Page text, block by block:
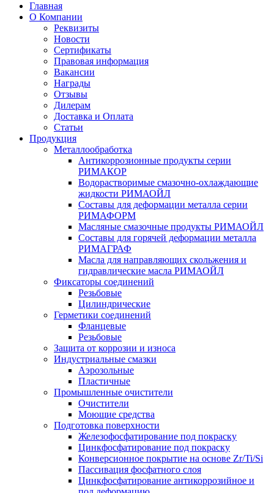
Главная
О Компании
Реквизиты
Новости
Сертификаты
Правовая информация
Вакансии
Награды
Отзывы
Дилерам
Доставка и Оплата
Статьи
Продукция
Металлообработка
Антикоррозионные продукты серии
РИМАКОР
Водорастворимые смазочно-охлаждающие
жидкости РИМАОЙЛ
Составы для деформации металла серии
РИМАФОРМ
Масляные смазочные продукты РИМАОЙЛ
Составы для горячей деформации металла
РИМАГРАФ
Масла для направляющих скольжения и
гидравлические масла РИМАОЙЛ
Фиксаторы соединений
Резьбовые
Цилиндрические
Герметики соединений
Фланцевые
Резьбовые
Защита от коррозии и износа
Индустриальные смазки
Аэрозольные
Пластичные
Промышленные очистители
Очистители
Моющие средства
Подготовка поверхности
Железофосфатирование под покраску
Цинкфосфатирование под покраску
Конверсионное покрытие на основе Zr/Ti/Si
Пассивация фосфатного слоя
Цинкфосфатирование антикоррозийное и